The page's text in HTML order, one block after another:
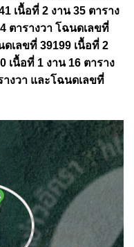
เนื้อที่ 2 งาน 35 ตาราง
ตารางวา โฉนดเลขที่
ดเลขที่ 39199 เนื้อที่ 2
เนื้อที่ 1 งาน 16 ตาราง
างวา และโฉนดเลขที่